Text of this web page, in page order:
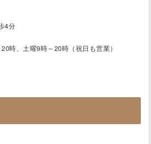
4分
時、土曜9時～20時（祝日も営業）